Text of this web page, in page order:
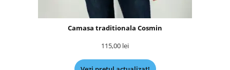
Camasa traditionala Cosmin
115,00 lei